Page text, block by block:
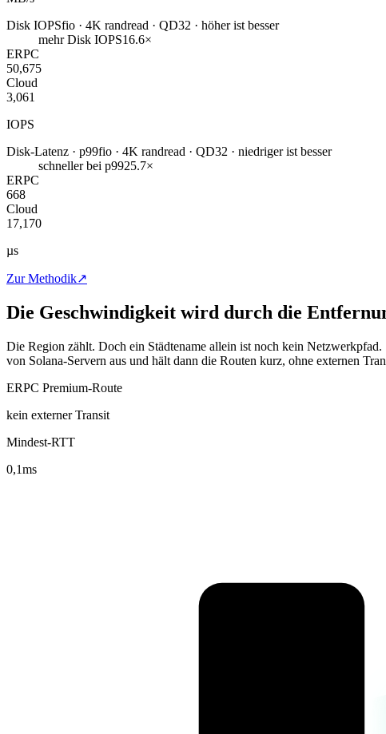
Disk IOPSfio · 4K randread · QD32 · höher ist besser
mehr Disk IOPS16.6×
ERPC
50,675
Cloud
3,061
IOPS
Disk-Latenz · p99fio · 4K randread · QD32 · niedriger ist besser
schneller bei p9925.7×
ERPC
668
Cloud
17,170
µs
Zur Methodik↗
Die Geschwindigkeit wird durch die
Die Region zählt. Doch ein Städtename allein ist noch kein
von Solana-Servern aus und hält dann die Routen kurz, ohne externen
ERPC Premium-Route
kein externer Transit
Mindest-RTT
0,1ms